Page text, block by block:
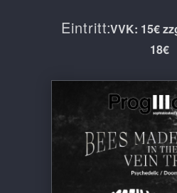
Eintritt:VVK: 15€
18€